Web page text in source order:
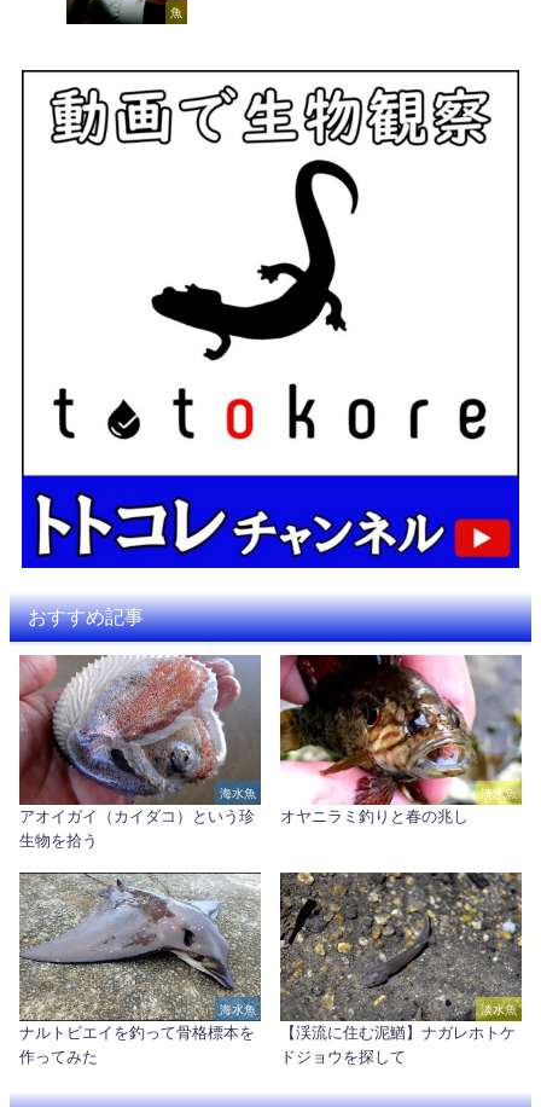
魚
おすすめ記事
海水魚
アオイガイ（カイダコ）という珍
生物を拾う
淡水魚
オヤニラミ釣りと春の兆し
海水魚
ナルトビエイを釣って骨格標本を
作ってみた
淡水魚
【渓流に住む泥鰌】ナガレホトケ
ドジョウを探して